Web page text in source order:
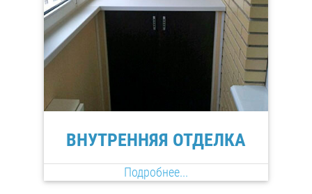
ВНУТРЕННЯЯ ОТДЕЛКА
Подробнее...